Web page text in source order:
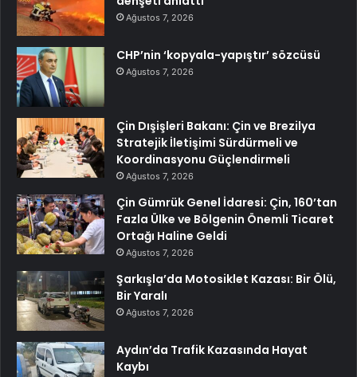
Ağustos 7, 2026
CHP’nin ‘kopyala-yapıştır’ sözcüsü
Ağustos 7, 2026
Çin Dışişleri Bakanı: Çin ve Brezilya
Stratejik İletişimi Sürdürmeli ve
Koordinasyonu Güçlendirmeli
Ağustos 7, 2026
Çin Gümrük Genel İdaresi: Çin, 160’tan
Fazla Ülke ve Bölgenin Önemli Ticaret
Ortağı Haline Geldi
Ağustos 7, 2026
Şarkışla’da Motosiklet Kazası: Bir Ölü,
Bir Yaralı
Ağustos 7, 2026
Aydın’da Trafik Kazasında Hayat
Kaybı